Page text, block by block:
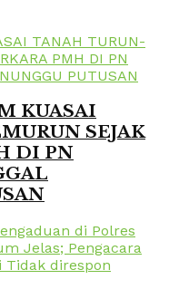
KUASAI
SEJAK
DI PN